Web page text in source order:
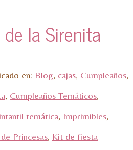
la Sirenita
en: Blog, cajas, Cumpleaños,
, Cumpleaños Temáticos,
temática, Imprimibles,
Princesas, Kit de fiesta